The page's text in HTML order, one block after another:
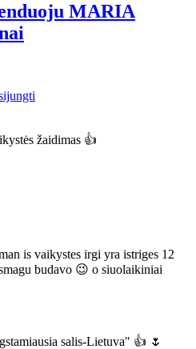
MARIA
žaidimas 👍
is vaikystes irgi yra istriges 12
budavo 😉 o siuolaikiniai
salis-Lietuva" 👍 🌷